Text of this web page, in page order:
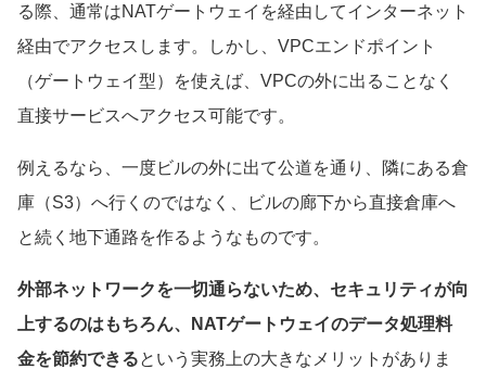
る際、通常はNATゲートウェイを経由してインターネット
経由でアクセスします。しかし、VPCエンドポイント
（ゲートウェイ型）を使えば、VPCの外に出ることなく
直接サービスへアクセス可能です。
例えるなら、一度ビルの外に出て公道を通り、隣にある倉
庫（S3）へ行くのではなく、ビルの廊下から直接倉庫へ
と続く地下通路を作るようなものです。
外部ネットワークを一切通らないため、セキュリティが向
上するのはもちろん、NATゲートウェイのデータ処理料
金を節約できるという実務上の大きなメリットがありま